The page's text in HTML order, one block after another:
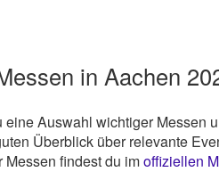
in Aachen
eine Auswahl wichtiger Messen
Überblick über relevante
Messen findest du imoffiziellen